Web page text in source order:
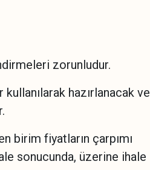
zorunludur.
hazırlanacak ve
birim fiyatların çarpımı
sonucunda, üzerine ihale